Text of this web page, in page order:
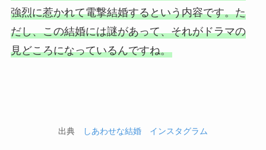
強烈に惹かれて電撃結婚するという内容です。た
だし、この結婚には謎があって、それがドラマの
見どころになっているんですね。
出典 しあわせな結婚 インスタグラム